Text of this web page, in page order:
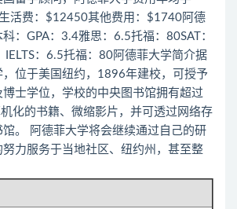
活费：$12450其他费用：$1740阿德
：GPA：3.4雅思：6.5托福：80SAT：
：6.5托福：80阿德菲大学简介据
位于美国纽约，1896年建校，可授予
士学位，学校的中央图书馆拥有超过
化的书籍、微缩影片，并可透过网络存
。 阿德菲大学将会继续通过自己的研
力服务于当地社区、纽约州，甚至整